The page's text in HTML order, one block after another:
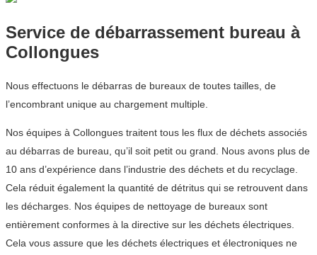
Service de débarrassement bureau à
Collongues
Nous effectuons le débarras de bureaux de toutes tailles, de
l’encombrant unique au chargement multiple.
Nos équipes à Collongues traitent tous les flux de déchets associés
au débarras de bureau, qu’il soit petit ou grand. Nous avons plus de
10 ans d’expérience dans l’industrie des déchets et du recyclage.
Cela réduit également la quantité de détritus qui se retrouvent dans
les décharges. Nos équipes de nettoyage de bureaux sont
entièrement conformes à la directive sur les déchets électriques.
Cela vous assure que les déchets électriques et électroniques ne